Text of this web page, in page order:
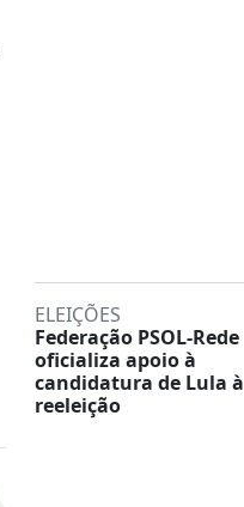
ELEIÇÕES
Federação PSOL-Rede
oficializa apoio à
candidatura de Lula à
reeleição